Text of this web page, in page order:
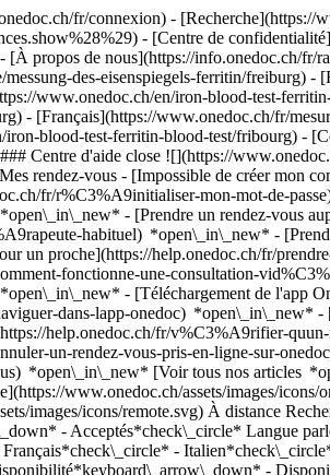
fr/connexion) -
- [Centre de
propos de nous](https://info.onedoc.ch/fr/
messung-des-eisenspiegels-ferritin/
www.onedoc.ch/en/iron-blood-test-
- [Français](https://www.onedoc.ch/fr/
iron-blood-test-ferritin-blood-test/fribourg) -
Centre d'aide close ![](https://
rendez-vous - [Impossible de créer mon
fr/r%C3%A9initialiser-mon-mot-de-
- [Prendre un rendez-vous
habituel) *open\_in\_new* -
un proche](https://help.onedoc.ch/fr/
fonctionne-une-consultation-
- [Téléchargement de l'app
dans-lapp-onedoc) *open\_in\_new*